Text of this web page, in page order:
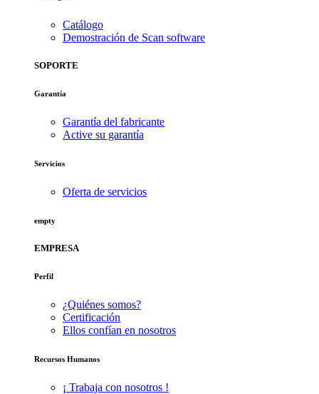
Catálogo
Demostración de Scan software
SOPORTE
Garantía
Garantía del fabricante
Active su garantía
Servicios
Oferta de servicios
empty
EMPRESA
Perfil
¿Quiénes somos?
Certificación
Ellos confían en nosotros
Recursos Humanos
¡ Trabaja con nosotros !